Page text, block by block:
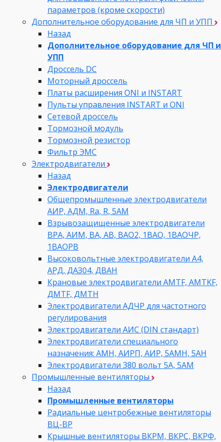
параметров (кроме скорости)
Дополнительное оборудование для ЧП и УПП
Назад
Дополнительное оборудование для ЧП и
УПП
Дроссель DC
Моторный дроссель
Платы расширения ONI и INSTART
Пульты управления INSTART и ONI
Сетевой дроссель
Тормозной модуль
Тормозной резистор
Фильтр ЭМС
Электродвигатели
Назад
Электродвигатели
Общепромышленные электродвигатели
АИР, АДМ, Ra, R, 5AM
Взрывозащищенные электродвигатели
ВРА, АИМ, ВА, АВ, ВАO2, 1ВАО, 1ВАОЧР,
1ВАОРВ
Высоковольтные электродвигатели A4,
АРД, ДАЗ04, ДВАН
Крановые электродвигатели AMTF, AMTKF,
ДMTF, ДМТН
Электродвигатели АДЧР для частотного
регулирования
Электродвигатели АИС (DIN стандарт)
Электродвигатели специального
назначения: АМН, АИРП, АИР, 5АМН, 5АН
Электродвигатели 380 вольт 5А, 5АМ
Промышленные вентиляторы
Назад
Промышленные вентиляторы
Радиальные центробежные вентиляторы
ВЦ-ВР
Крышные вентиляторы ВКРМ, ВКРС, ВКРФ,